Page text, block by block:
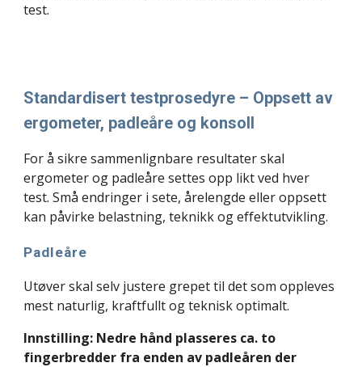
test.
Standardisert testprosedyre – Oppsett av
ergometer, padleåre og konsoll
For å sikre sammenlignbare resultater skal
ergometer og padleåre settes opp likt ved hver
test. Små endringer i sete, årelengde eller oppsett
kan påvirke belastning, teknikk og effektutvikling.
Padleåre
Utøver skal selv justere grepet til det som oppleves
mest naturlig, kraftfullt og teknisk optimalt.
Innstilling: Nedre hånd plasseres ca. to
fingerbredder fra enden av padleåren der